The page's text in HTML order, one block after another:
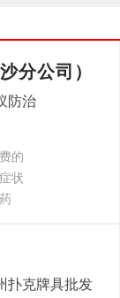
分公司）
防治
的
状
扑克牌具批发